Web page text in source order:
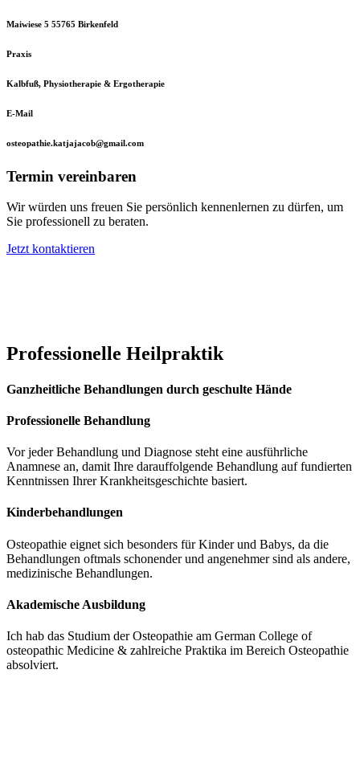
Maiwiese 5 55765 Birkenfeld
Praxis
Kalbfuß, Physiotherapie & Ergotherapie
E-Mail
osteopathie.katjajacob@gmail.com
Termin vereinbaren
Wir würden uns freuen Sie persönlich kennenlernen zu dürfen, um
Sie professionell zu beraten.
Jetzt kontaktieren
Professionelle Heilpraktik
Ganzheitliche Behandlungen durch geschulte Hände
Professionelle Behandlung
Vor jeder Behandlung und Diagnose steht eine ausführliche
Anamnese an, damit Ihre darauffolgende Behandlung auf fundierten
Kenntnissen Ihrer Krankheitsgeschichte basiert.
Kinderbehandlungen
Osteopathie eignet sich besonders für Kinder und Babys, da die
Behandlungen oftmals schonender und angenehmer sind als andere,
medizinische Behandlungen.
Akademische Ausbildung
Ich hab das Studium der Osteopathie am German College of
osteopathic Medicine & zahlreiche Praktika im Bereich Osteopathie
absolviert.